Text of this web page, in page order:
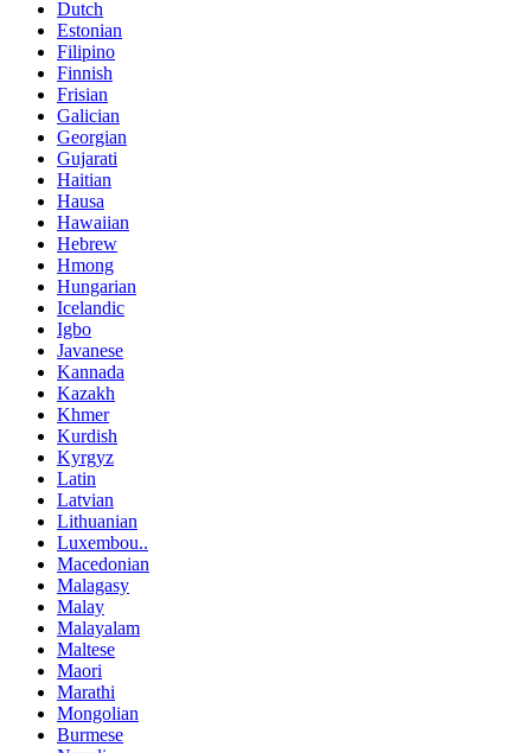
Dutch
Estonian
Filipino
Finnish
Frisian
Galician
Georgian
Gujarati
Haitian
Hausa
Hawaiian
Hebrew
Hmong
Hungarian
Icelandic
Igbo
Javanese
Kannada
Kazakh
Khmer
Kurdish
Kyrgyz
Latin
Latvian
Lithuanian
Luxembou..
Macedonian
Malagasy
Malay
Malayalam
Maltese
Maori
Marathi
Mongolian
Burmese